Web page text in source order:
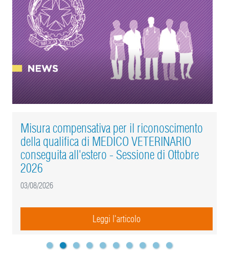
Misura compensativa per il riconoscimento
della qualifica di MEDICO VETERINARIO
conseguita all'estero - Sessione di Ottobre
2026
03/08/2026
Leggi l'articolo